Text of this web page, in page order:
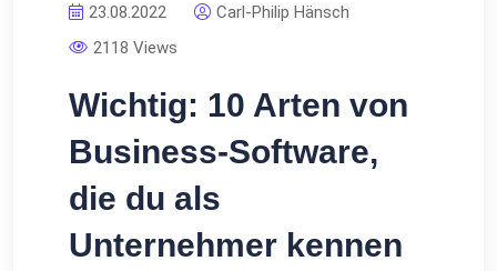
23.08.2022
Carl-Philip Hänsch
2118 Views
Wichtig: 10 Arten von
Business-Software,
die du als
Unternehmer kennen